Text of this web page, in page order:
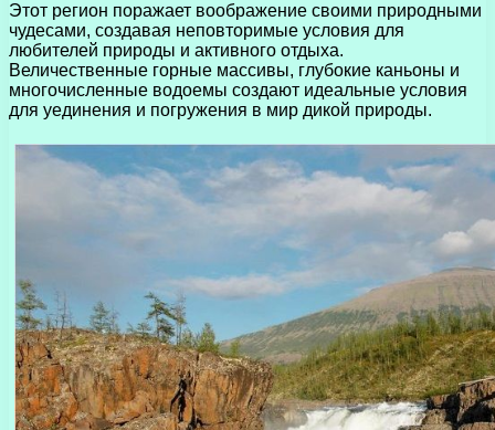
Этот регион поражает воображение своими природными
чудесами, создавая неповторимые условия для
любителей природы и активного отдыха.
Величественные горные массивы, глубокие каньоны и
многочисленные водоемы создают идеальные условия
для уединения и погружения в мир дикой природы.